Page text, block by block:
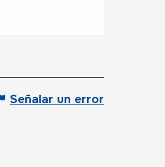
Señalar un error